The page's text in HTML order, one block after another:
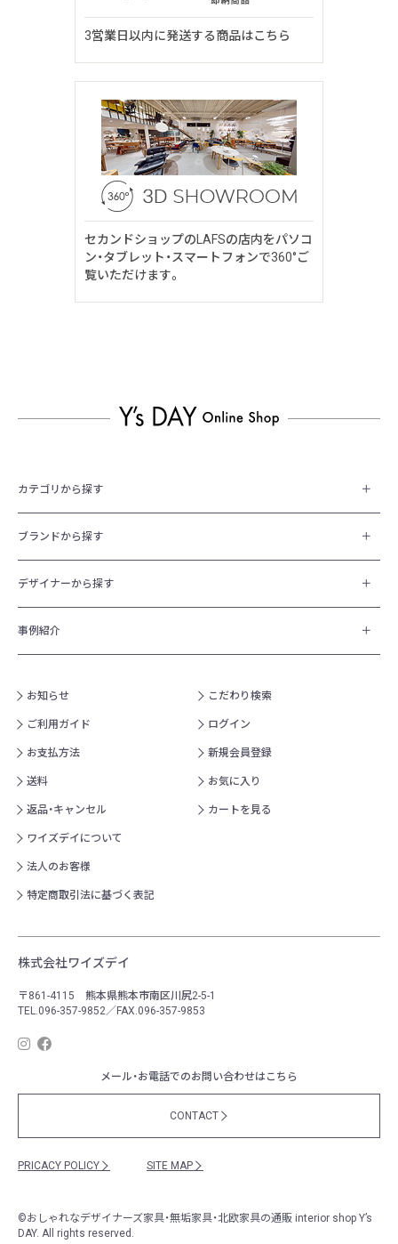
3営業日以内に発送する商品はこちら
セカンドショップのLAFSの店内をパソコ
ン・タブレット・スマートフォンで360°ご
覧いただけます。
カテゴリから探す
ブランドから探す
デザイナーから探す
事例紹介
お知らせ
ご利用ガイド
お支払方法
送料
返品・キャンセル
ワイズデイについて
法人のお客様
特定商取引法に基づく表記
こだわり検索
ログイン
新規会員登録
お気に入り
カートを見る
株式会社ワイズデイ
〒861-4115 熊本県熊本市南区川尻2-5-1
TEL.096-357-9852／FAX.096-357-9853
メール・お電話でのお問い合わせはこちら
CONTACT
PRICACY POLICY SITE MAP
©おしゃれなデザイナーズ家具・無垢家具・北欧家具の通販 interior shop Y’s
DAY. All rights reserved.